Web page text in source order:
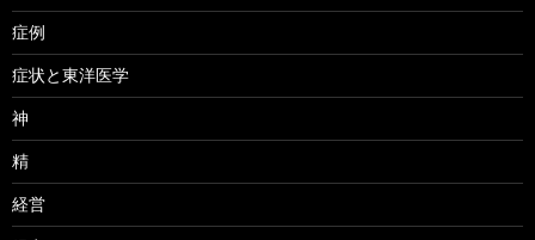
症例
症状と東洋医学
神
精
経営